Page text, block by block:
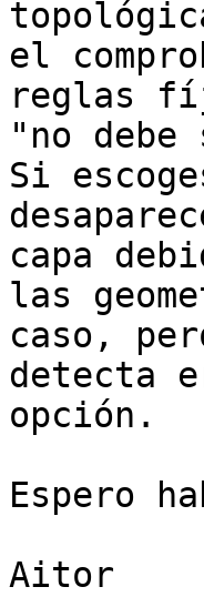
el
reglas
"no debe
Si
capa
las
caso,
detecta
opción.
Espero
Aitor